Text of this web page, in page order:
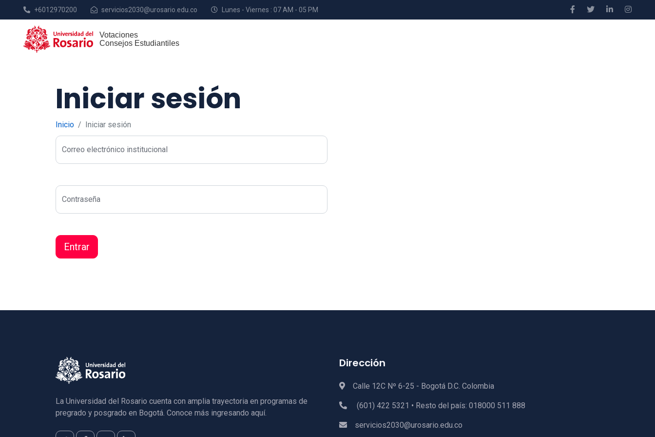
+6012970200 servicios2030@urosario.edu.co Lunes - Viernes : 07 AM - 05 PM
Iniciar sesión
Inicio Iniciar sesión
Correo electrónico institucional
Contraseña
La Universidad del Rosario cuenta con amplia trayectoria en programas de
pregrado y posgrado en Bogotá. Conoce más ingresando aquí.
Dirección
Calle 12C Nº 6-25 - Bogotá D.C. Colombia
(601) 422 5321 • Resto del país: 018000 511 888
servicios2030@urosario.edu.co